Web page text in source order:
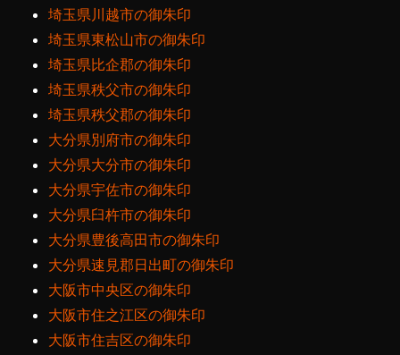
埼玉県川越市の御朱印
埼玉県東松山市の御朱印
埼玉県比企郡の御朱印
埼玉県秩父市の御朱印
埼玉県秩父郡の御朱印
大分県別府市の御朱印
大分県大分市の御朱印
大分県宇佐市の御朱印
大分県臼杵市の御朱印
大分県豊後高田市の御朱印
大分県速見郡日出町の御朱印
大阪市中央区の御朱印
大阪市住之江区の御朱印
大阪市住吉区の御朱印